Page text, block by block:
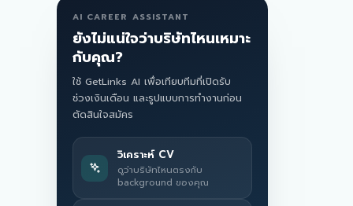
AI CAREER ASSISTANT
ยังไม่แน่ใจว่าบริษัทไหนเหมาะ
กับคุณ?
ใช้ GetLinks AI เพื่อเทียบทีมที่เปิดรับ
ช่วงเงินเดือน และรูปแบบการทำงานก่อน
ตัดสินใจสมัคร
วิเคราะห์ CV
ดูว่าบริษัทไหนตรงกับ
background ของคุณ